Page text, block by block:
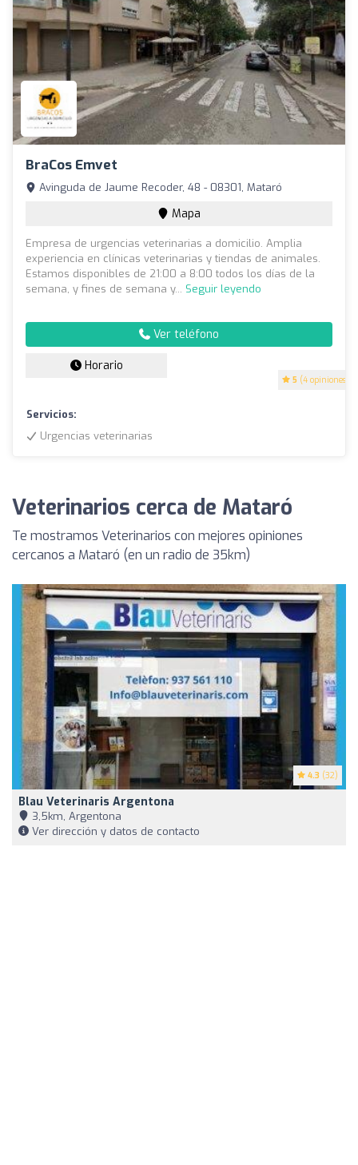
BraCos Emvet
5 (4 opiniones)
Avinguda de Jaume Recoder, 48 - 08301, Mataró
Mapa
Empresa de urgencias veterinarias a domicilio. Amplia
experiencia en clínicas veterinarias y tiendas de animales.
Estamos disponibles de 21:00 a 8:00 todos los días de la
semana, y fines de semana y... Seguir leyendo
Ver teléfono
Horario
Servicios:
Urgencias veterinarias
Veterinarios cerca de Mataró
Te mostramos Veterinarios con mejores opiniones
cercanos a Mataró (en un radio de 35km)
4.3 (32)
Blau Veterinaris Argentona
3,5km, Argentona
Ver dirección y datos de contacto